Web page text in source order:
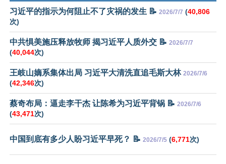
习近平的指示为何阻止不了灾祸的发生 📝 2026/7/7 (40,806
次)
中共惧美施压释放牧师 揭习近平人质外交 📝 2026/7/7
(40,044次)
王岐山嫡系集体出局 习近平大清洗直追毛斯大林 2026/7/6
(42,346次)
蔡奇布局：逼走李干杰 让陈希为习近平背锅 📝 2026/7/6
(43,471次)
中国到底有多少人盼习近平早死？ 📝 2026/7/5 (6,771次)